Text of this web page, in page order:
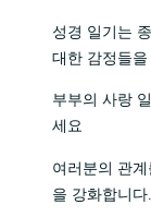
성경 일기는
대한 감정들을
부부의 사랑
세요
여러분의 관
을 강화합니다.